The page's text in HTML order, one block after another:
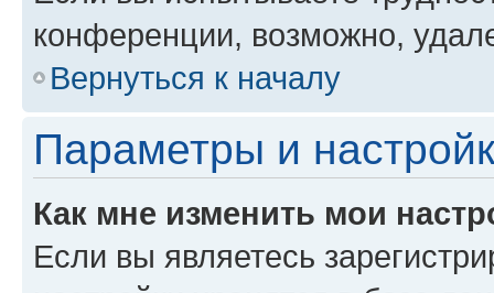
конференции, возможно,
Вернуться к началу
Параметры и
Как мне изменить мои
Если вы являетесь